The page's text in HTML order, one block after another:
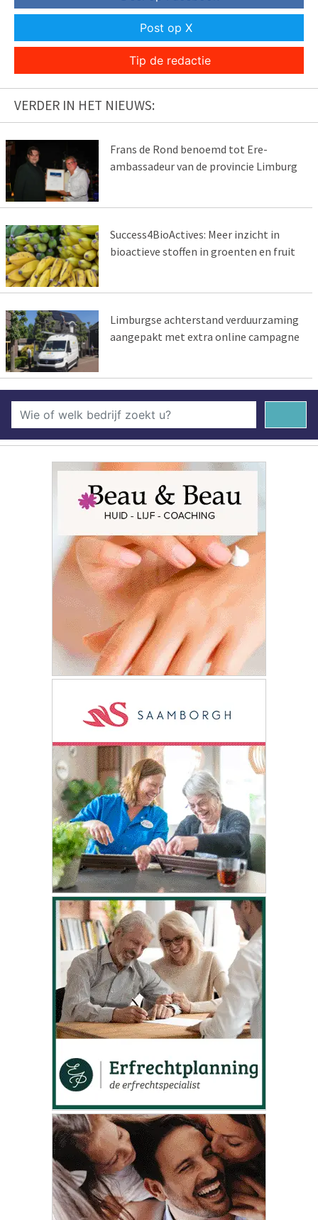
Post op X
Tip de redactie
VERDER IN HET NIEUWS:
Frans de Rond benoemd tot Ere-
ambassadeur van de provincie Limburg
Success4BioActives: Meer inzicht in
bioactieve stoffen in groenten en fruit
Limburgse achterstand verduurzaming
aangepakt met extra online campagne